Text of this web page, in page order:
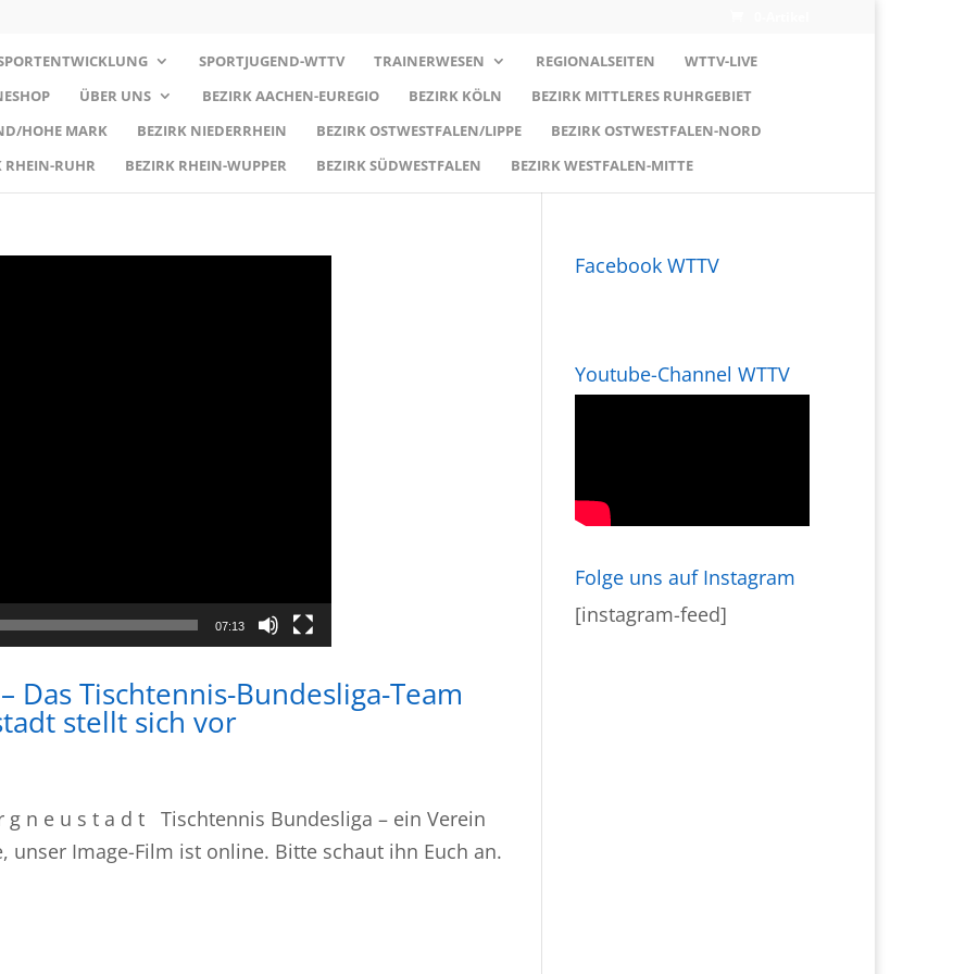
SPORTJUGEND-WTTV TRAINERWESEN REGIONALSEITEN
WTTV-LIVE
ÜBER UNS BEZIRK AACHEN-EUREGIO BEZIRK KÖLN
BEZIRK MITTLERES RUHRGEBIET
HOHE MARK BEZIRK NIEDERRHEIN BEZIRK OSTWESTFALEN/LIPPE
BEZIRK OSTWESTFALEN-NORD
RHEIN-RUHR BEZIRK RHEIN-WUPPER BEZIRK SÜDWESTFALEN BEZIRK WESTFALEN-MITTE
07:13
Das Tischtennis-Bundesliga-Team
stellt sich vor
n e u s t a d t Tischtennis Bundesliga – ein Verein
unser Image-Film ist online. Bitte schaut ihn Euch an.
Facebook WTTV
Youtube-Channel WTTV
Folge uns auf Instagram
[instagram-feed]